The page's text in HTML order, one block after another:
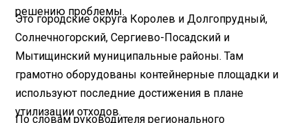
решению проблемы.
Это городские округа Королев и Долгопрудный,
Солнечногорский, Сергиево-Посадский и
Мытищинский муниципальные районы. Там
грамотно оборудованы контейнерные площадки и
используют последние достижения в плане
утилизации отходов.
По словам руководителя регионального